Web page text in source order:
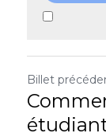
Billet